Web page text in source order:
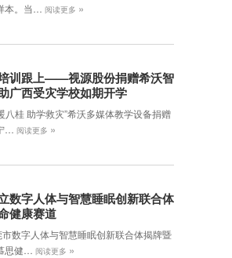
本。当…
阅读更多 »
训跟上——视源股份捐赠希沃智
广西受灾学校如期开学
八桂 助学救灾”希沃多媒体教学设备捐赠
…
阅读更多 »
数字人体与智慧睡眠创新联合体
健康赛道
数字人体与智慧睡眠创新联合体揭牌暨
思健…
阅读更多 »